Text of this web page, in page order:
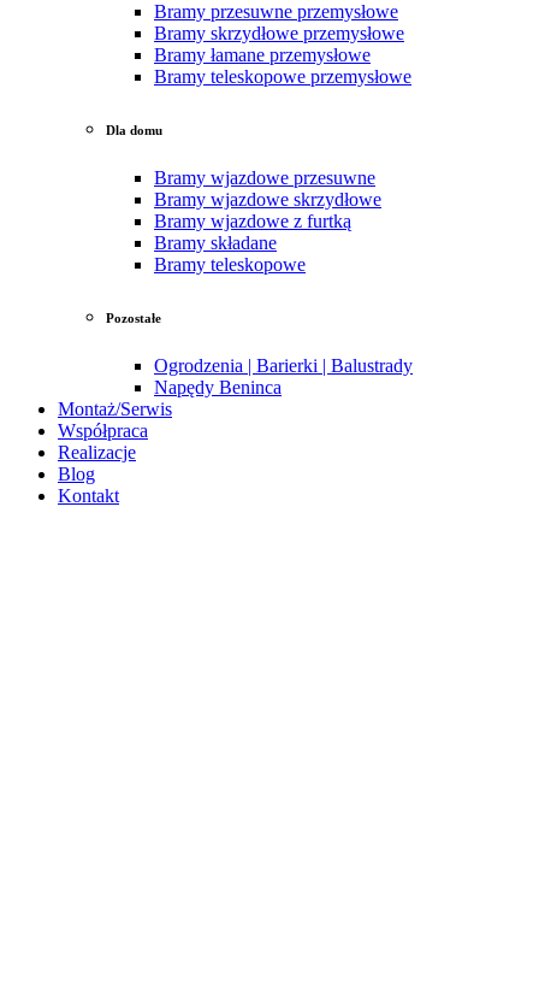
Bramy przesuwne przemysłowe
Bramy skrzydłowe przemysłowe
Bramy łamane przemysłowe
Bramy teleskopowe przemysłowe
Dla domu
Bramy wjazdowe przesuwne
Bramy wjazdowe skrzydłowe
Bramy wjazdowe z furtką
Bramy składane
Bramy teleskopowe
Pozostałe
Ogrodzenia | Barierki | Balustrady
Napędy Beninca
Montaż/Serwis
Współpraca
Realizacje
Blog
Kontakt